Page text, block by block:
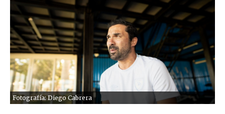
Fotografía: Diego Cabrera